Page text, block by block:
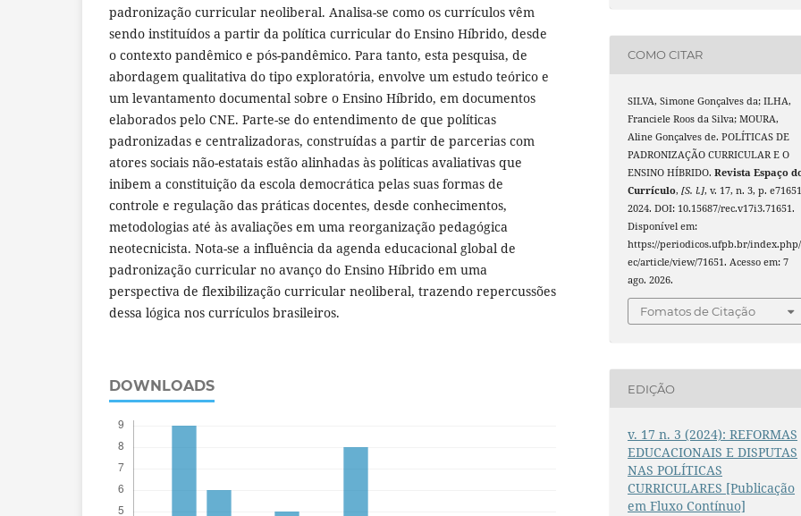
padronização curricular neoliberal. Analisa-se como os currículos vêm
sendo instituídos a partir da política curricular do Ensino Híbrido, desde
o contexto pandêmico e pós-pandêmico. Para tanto, esta pesquisa, de
abordagem qualitativa do tipo exploratória, envolve um estudo teórico e
um levantamento documental sobre o Ensino Híbrido, em documentos
elaborados pelo CNE. Parte-se do entendimento de que políticas
padronizadas e centralizadoras, construídas a partir de parcerias com
atores sociais não-estatais estão alinhadas às políticas avaliativas que
inibem a constituição da escola democrática pelas suas formas de
controle e regulação das práticas docentes, desde conhecimentos,
metodologias até às avaliações em uma reorganização pedagógica
neotecnicista. Nota-se a influência da agenda educacional global de
padronização curricular no avanço do Ensino Híbrido em uma
perspectiva de flexibilização curricular neoliberal, trazendo repercussões
dessa lógica nos currículos brasileiros.
DOWNLOADS
COMO CITAR
SILVA, Simone Gonçalves da; ILHA,
Franciele Roos da Silva; MOURA,
Aline Gonçalves de. POLÍTICAS DE
PADRONIZAÇÃO CURRICULAR E O
ENSINO HÍBRIDO.Revista Espaço
Currículo,[S. l.], v. 17, n. 3, p.
2024. DOI: 10.15687/rec.v17i3.71651.
Disponível em:
https://periodicos.ufpb.br/
ec/article/view/71651. Acesso em: 7
ago. 2026.
Fomatos de Citação
EDIÇÃO
v. 17 n. 3 (2024): REFORMAS
EDUCACIONAIS E DISPUTAS
NAS POLÍTICAS
CURRICULARES [Publicação
em Fluxo Contínuo]